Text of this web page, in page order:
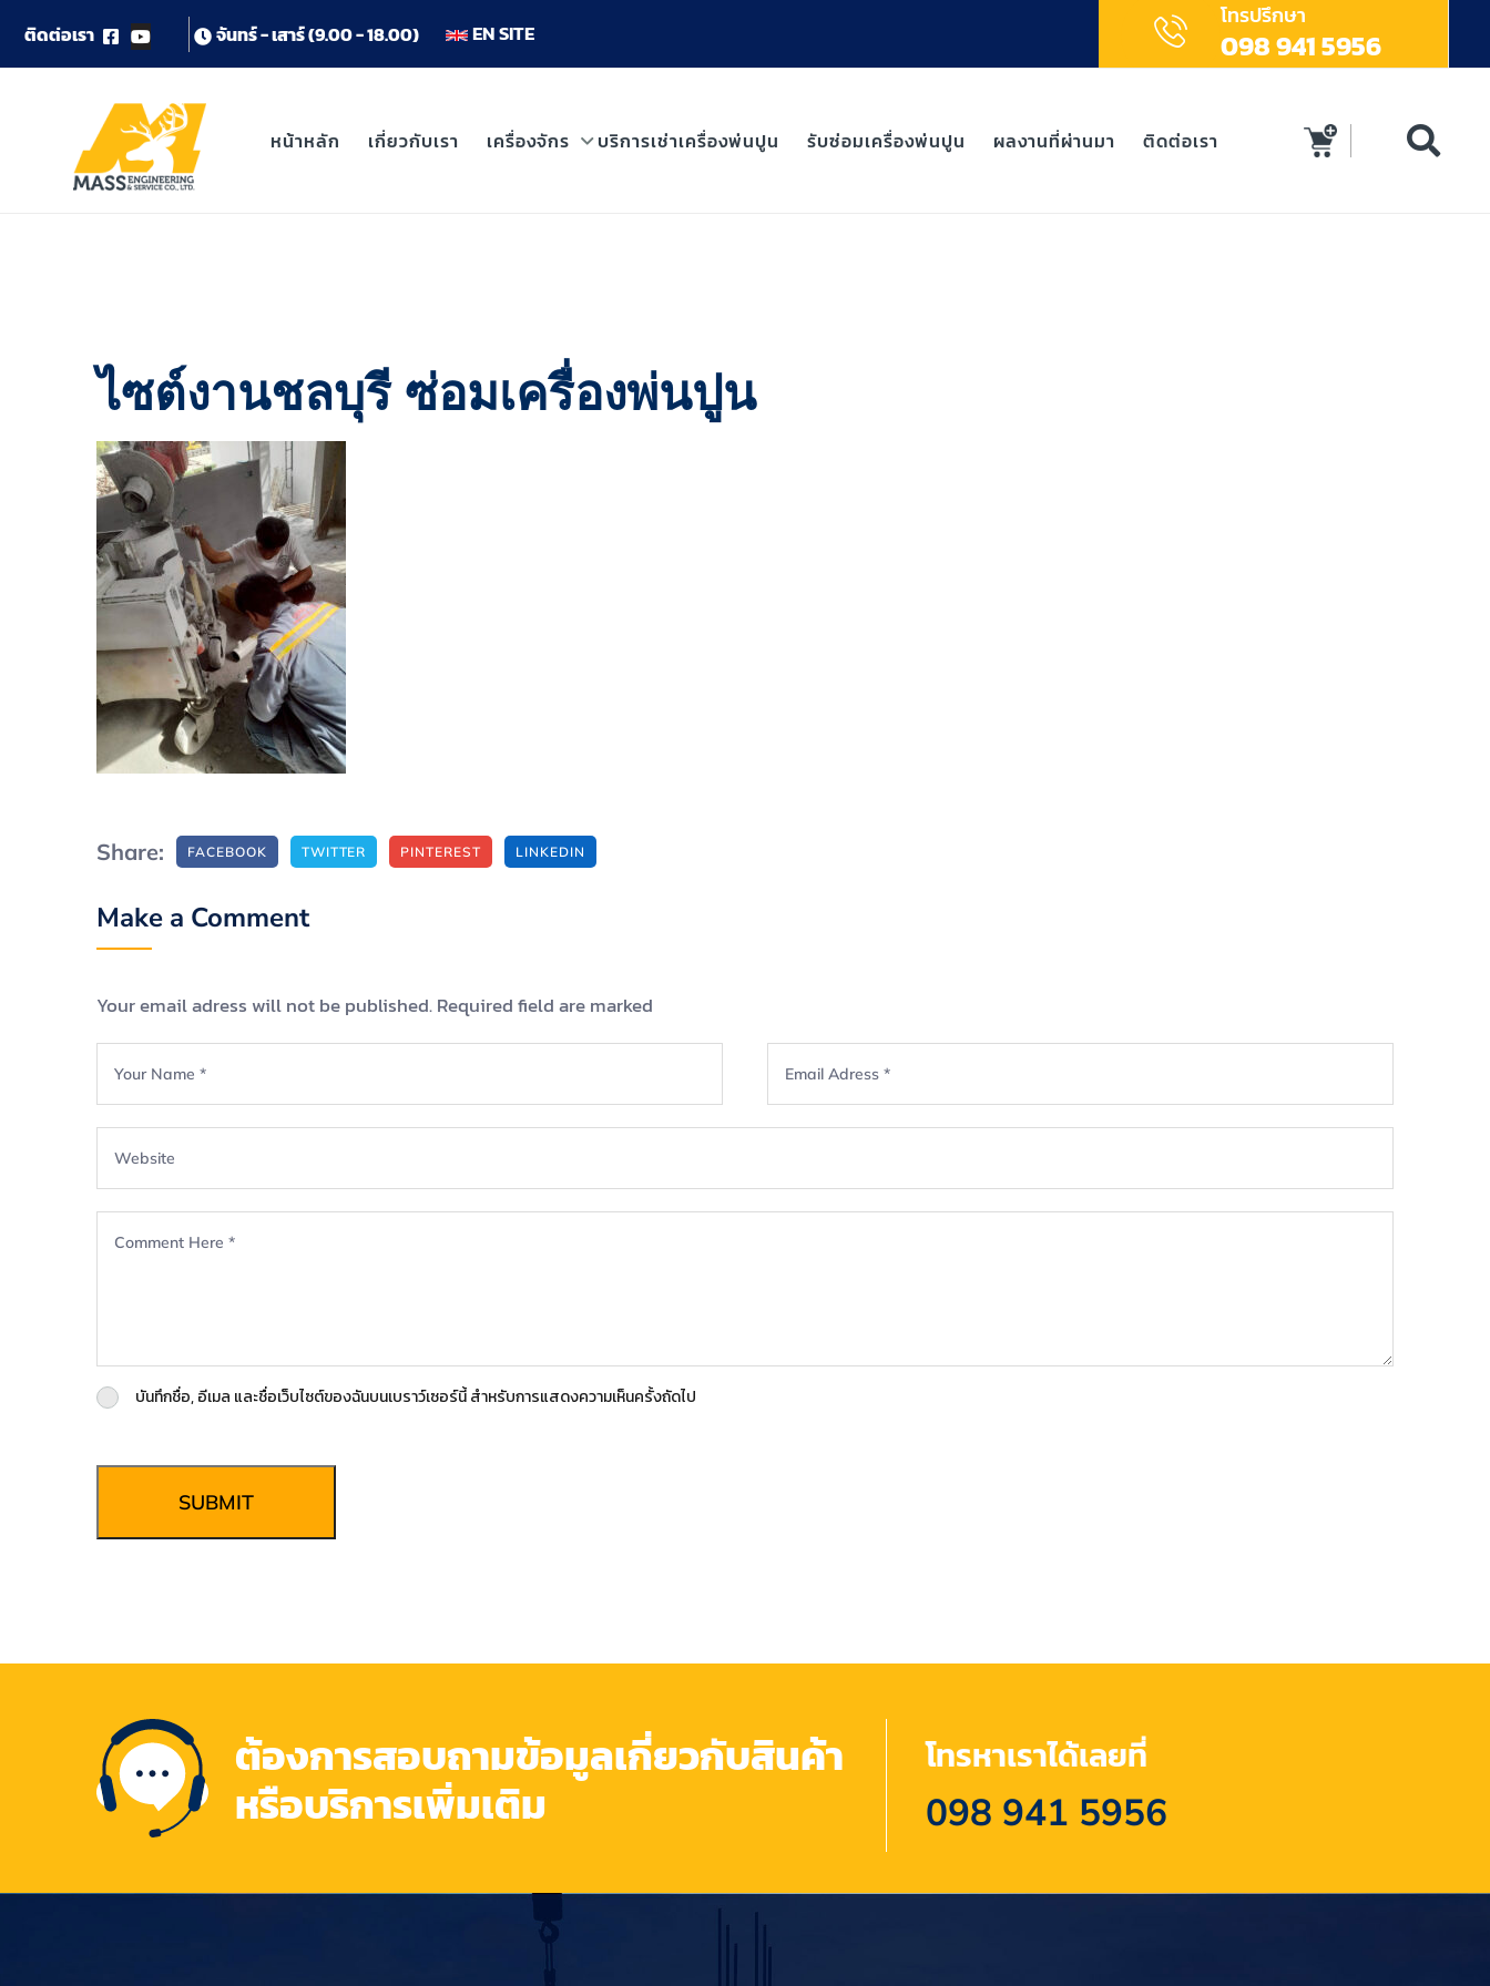
ตดตอเรา จนทร-เสาร(9.00-18.00) EN SITE
โทรปรึกษา
098 941 5956
หน้าหลัก เกี่ยวกับเรา เครื่องจักร บริการเช่าเครื่องพ่นปูน รับซ่อมเครื่องพ่นปูน ผลงานที่ผ่านมา ติดต่อเรา
ไซต์งานชลบุรี ซ่อมเครื่องพ่นปูน
Share: FACEBOOK TWITTER PINTEREST LINKEDIN
Make a Comment
Your email adress will not be published. Required field are marked
บันทึกชื่อ, อีเมล และชื่อเว็บไซต์ของฉันบนเบราว์เซอร์นี้ สำหรับการแสดงความเห็นครั้งถัดไป
SUBMIT
ต้องการสอบถามข้อมูลเกี่ยวกับสินค้า
หรือบริการเพิ่มเติม
โทรหาเราได้เลยที่
098 941 5956